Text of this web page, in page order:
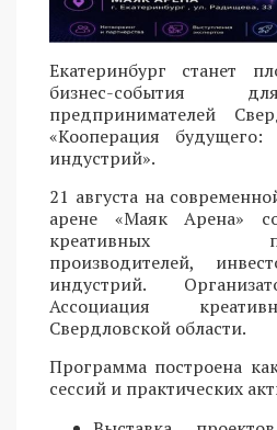
Екатеринбург станет
бизнес-события
предпринимателей
«Кооперация будущего:
индустрий».
21 августа на
арене «Маяк Арена»
креативных
производителей,
индустрий.
Ассоциация
Свердловской области.
Программа построена
сессий и практических